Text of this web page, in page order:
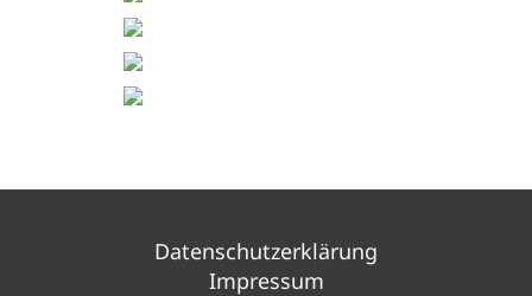
Datenschutzerklärung
Impressum